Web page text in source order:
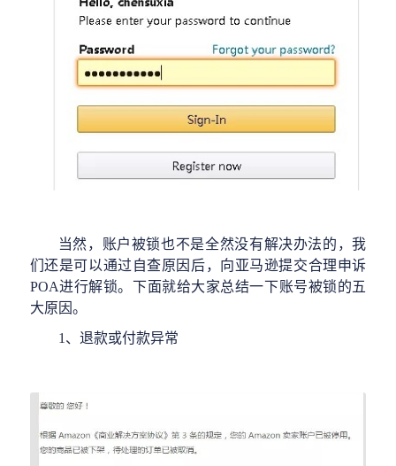
当然，账户被锁也不是全然没有解决办法的，我
们还是可以通过自查原因后， 向亚马逊提交合理申诉
POA进行解锁。下面就给大家总结一下账号被锁的五
大原因。
1、退款或付款异常